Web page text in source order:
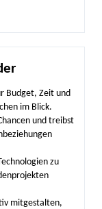
Budget, Zeit und
im Blick.
und treibst
zu
mitgestalten,